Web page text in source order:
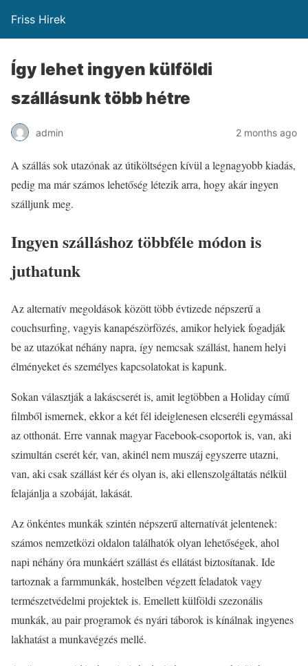
Friss Hirek
Így lehet ingyen külföldi
szállásunk több hétre
admin 2 months ago
A szállás sok utazónak az útiköltségen kívül a legnagyobb kiadás,
pedig ma már számos lehetőség létezik arra, hogy akár ingyen
szálljunk meg.
Ingyen szálláshoz többféle módon is
juthatunk
Az alternatív megoldások között több évtizede népszerű a
couchsurfing, vagyis kanapészörfözés, amikor helyiek fogadják
be az utazókat néhány napra, így nemcsak szállást, hanem helyi
élményeket és személyes kapcsolatokat is kapunk.
Sokan választják a lakáscserét is, amit legtöbben a Holiday című
filmből ismernek, ekkor a két fél ideiglenesen elcseréli egymással
az otthonát. Erre vannak magyar Facebook-csoportok is, van, aki
szimultán cserét kér, van, akinél nem muszáj egyszerre utazni,
van, aki csak szállást kér és olyan is, aki ellenszolgáltatás nélkül
felajánlja a szobáját, lakását.
Az önkéntes munkák szintén népszerű alternatívát jelentenek:
számos nemzetközi oldalon találhatók olyan lehetőségek, ahol
napi néhány óra munkáért szállást és ellátást biztosítanak. Ide
tartoznak a farmmunkák, hostelben végzett feladatok vagy
természetvédelmi projektek is. Emellett külföldi szezonális
munkák, au pair programok és nyári táborok is kínálnak ingyenes
lakhatást a munkavégzés mellé.